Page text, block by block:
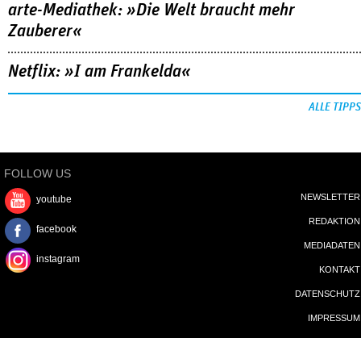
arte-Mediathek: »Die Welt braucht mehr
Zauberer«
Netflix: »I am Frankelda«
ALLE TIPPS
FOLLOW US
youtube
facebook
instagram
NEWSLETTER
REDAKTION
MEDIADATEN
KONTAKT
DATENSCHUTZ
IMPRESSUM